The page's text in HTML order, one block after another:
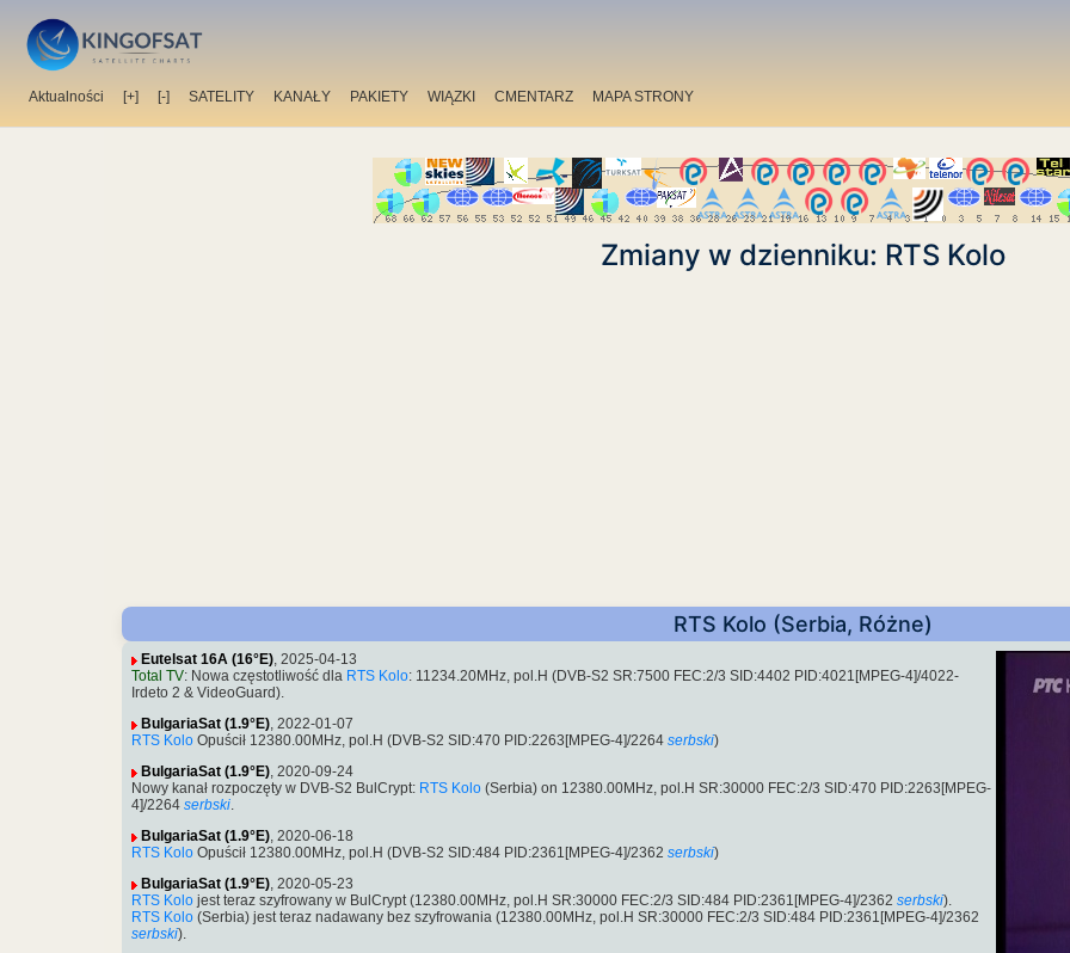
Aktualności [+] [-] SATELITY KANAŁY PAKIETY WIĄZKI CMENTARZ MAPA STRONY
Zmiany w dzienniku: RTS Kolo
RTS Kolo (Serbia, Różne)
Eutelsat 16A (16°E), 2025-04-13
Total TV: Nowa częstotliwość dla RTS Kolo: 11234.20MHz, pol.H (DVB-S2 SR:7500 FEC:2/3 SID:4402 PID:4021[MPEG-4]/4022-
Irdeto 2 & VideoGuard).
BulgariaSat (1.9°E), 2022-01-07
RTS Kolo Opuścił 12380.00MHz, pol.H (DVB-S2 SID:470 PID:2263[MPEG-4]/2264 serbski)
BulgariaSat (1.9°E), 2020-09-24
Nowy kanał rozpoczęty w DVB-S2 BulCrypt: RTS Kolo (Serbia) on 12380.00MHz, pol.H SR:30000 FEC:2/3 SID:470 PID:2263[MPEG-
4]/2264 serbski.
BulgariaSat (1.9°E), 2020-06-18
RTS Kolo Opuścił 12380.00MHz, pol.H (DVB-S2 SID:484 PID:2361[MPEG-4]/2362 serbski)
BulgariaSat (1.9°E), 2020-05-23
RTS Kolo jest teraz szyfrowany w BulCrypt (12380.00MHz, pol.H SR:30000 FEC:2/3 SID:484 PID:2361[MPEG-4]/2362 serbski).
RTS Kolo (Serbia) jest teraz nadawany bez szyfrowania (12380.00MHz, pol.H SR:30000 FEC:2/3 SID:484 PID:2361[MPEG-4]/2362
serbski).